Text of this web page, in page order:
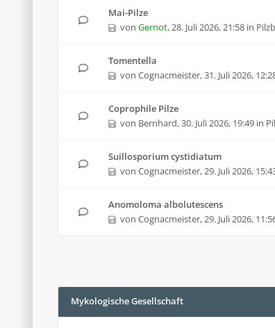
Mai-Pilze
von Gernot,28. Juli 2026, 21:58 in
Tomentella
von Cognacmeister,31. Juli 2026,
Coprophile Pilze
von Bernhard,30. Juli 2026, 19:49 in
Suillosporium cystidiatum
von Cognacmeister,29. Juli 2026,
Anomoloma albolutescens
von Cognacmeister,29. Juli 2026,
Mykologische Gesellschaft